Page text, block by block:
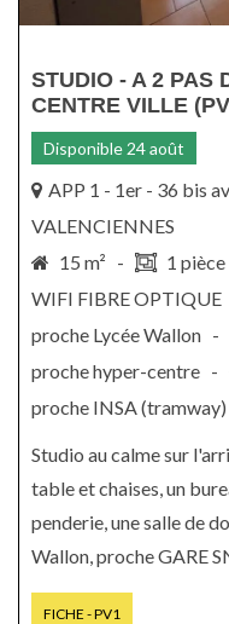
STUDIO - A 2 PAS
CENTRE VILLE
Disponible 24 août
APP 1 - 1er - 36 bis
VALENCIENNES
15 m² -
1
WIFI FIBRE
proche Lycée Wallon -
proche hyper-centre -
proche INSA (tramway)
Studio au calme sur
table et chaises, un
penderie, une salle de
Wallon, proche GARE
FICHE - PV1